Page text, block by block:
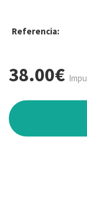
Referencia:
38.00€